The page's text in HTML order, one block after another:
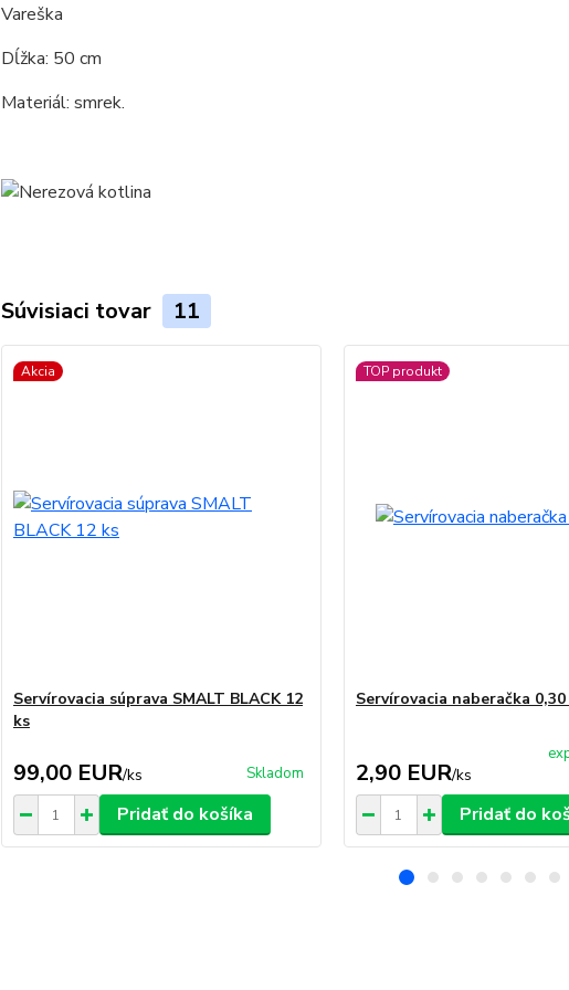
Vareška
Dĺžka: 50 cm
Materiál: smrek.
Súvisiaci tovar 11
Akcia
Servírovacia súprava SMALT BLACK 12
ks
99,00 EUR/ks Skladom
Pridať do košíka
TOP produkt
Servírovacia naberačka
2,90 EUR/ks
Pridať do